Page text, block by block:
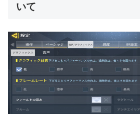
いて